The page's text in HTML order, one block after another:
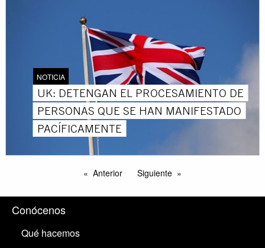
NOTICIA
UK: DETENGAN EL PROCESAMIENTO DE
PERSONAS QUE SE HAN MANIFESTADO
PACÍFICAMENTE
Anterior Siguiente
Conócenos
Qué hacemos